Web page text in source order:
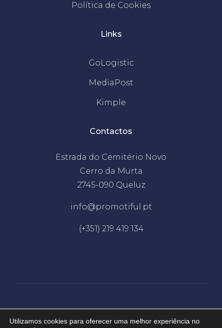
Política de Cookies
Links
GoLogistic
MediaPost
Kimple
Contactos
Estrada do Cemitério Novo
Cerro da Murta
2745-090 Queluz
info@promotiful.pt
(+351) 219 419 134
Desenvolvido porEDC
Utilizamos cookies para oferecer uma melhor experiência no